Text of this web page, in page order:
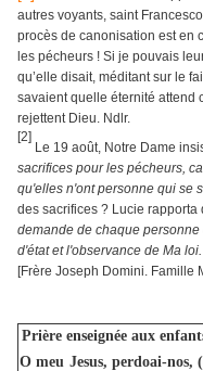
autres voyants, saint
procès de canonisation est en
les pécheurs ! Si je pouvais
qu’elle disait, méditant sur le
savaient quelle éternité attend
rejettent Dieu. Ndlr.
[2]
Le 19 août, Notre Dame
sacrifices pour les pécheurs,
qu'elles n'ont personne qui se
des sacrifices ? Lucie rapporta
demande de chaque
d'état et l'observance de Ma loi.
[Frère Joseph Domini. Famille
Prière enseignée aux
O meu Jesus, perdoai-